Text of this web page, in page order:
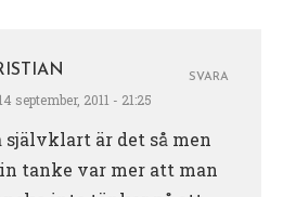
september, 2011 - 21:25
självklart är det så men
tanke var mer att man
SVARA